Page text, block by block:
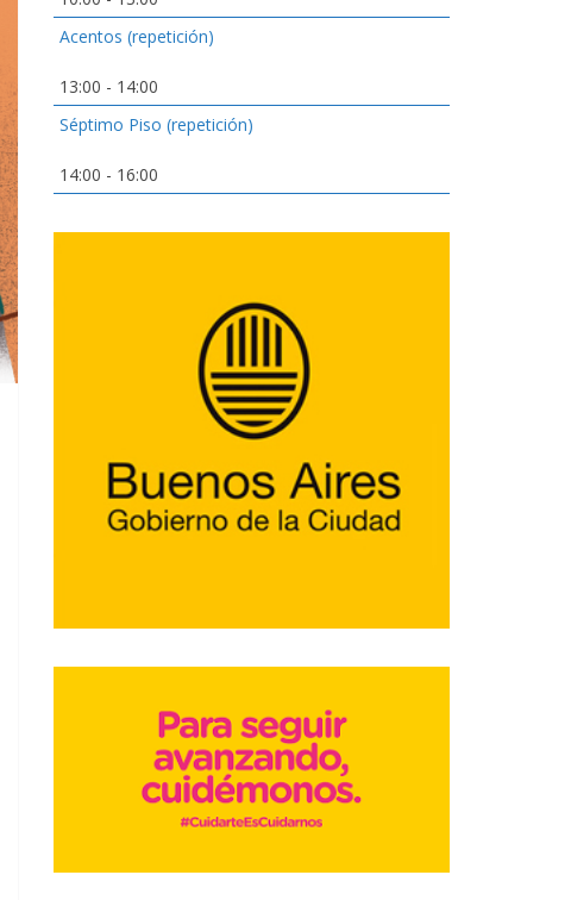
Acentos (repetición)
13:00 - 14:00
Séptimo Piso (repetición)
14:00 - 16:00